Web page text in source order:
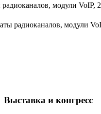
модули VoIP,
радиоканалов, модули
Выставка и конгресс